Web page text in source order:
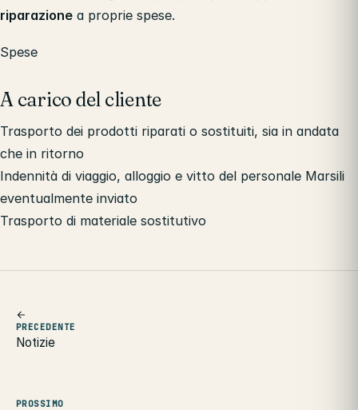
riparazione a proprie spese.
Spese
A carico del cliente
Trasporto dei prodotti riparati o sostituiti, sia in andata
che in ritorno
Indennità di viaggio, alloggio e vitto del personale Marsili
eventualmente inviato
Trasporto di materiale sostitutivo
PRECEDENTE
Notizie
PROSSIMO